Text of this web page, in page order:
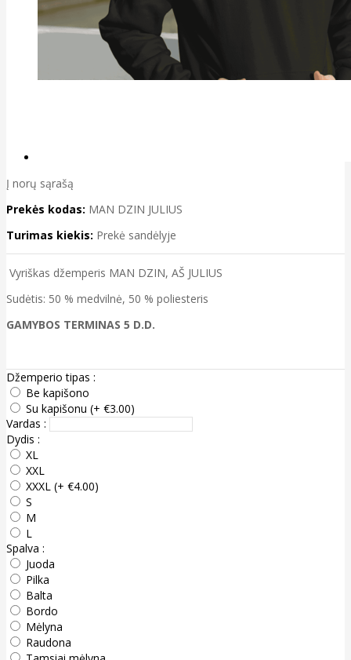
Į norų sąrašą
Prekės kodas: MAN DZIN JULIUS
Turimas kiekis: Prekė sandėlyje
Vyriškas džemperis MAN DZIN, AŠ JULIUS
Sudėtis: 50 % medvilnė, 50 % poliesteris
GAMYBOS TERMINAS 5 D.D.
Džemperio tipas :
Be kapišono
Su kapišonu (+ €3.00)
Vardas :
Dydis :
XL
XXL
XXXL (+ €4.00)
S
M
L
Spalva :
Juoda
Pilka
Balta
Bordo
Mėlyna
Raudona